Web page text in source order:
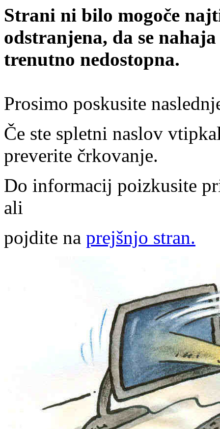
Strani ni bilo mogoče
odstranjena, da se
trenutno nedostopna.
Prosimo poskusite
Če ste spletni naslov
preverite črkovanje.
Do informacij poizkusite
ali
pojdite na prejšnjo stran.